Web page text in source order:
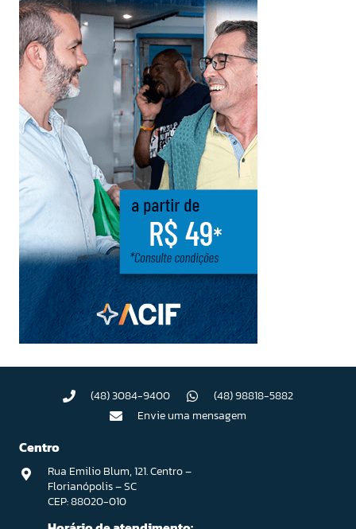
(48) 3084-9400
(48) 98818-5882
Envie uma mensagem
Centro
Rua Emilio Blum, 121. Centro –
Florianópolis – SC
CEP: 88020-010